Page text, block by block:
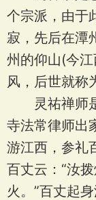
个宗派，由于
寂，先后在潭
州的仰山(今
风，后世就称
灵祐禅师是
寺法常律师出
游江西，参礼
百丈云：“汝
火。”百丈起